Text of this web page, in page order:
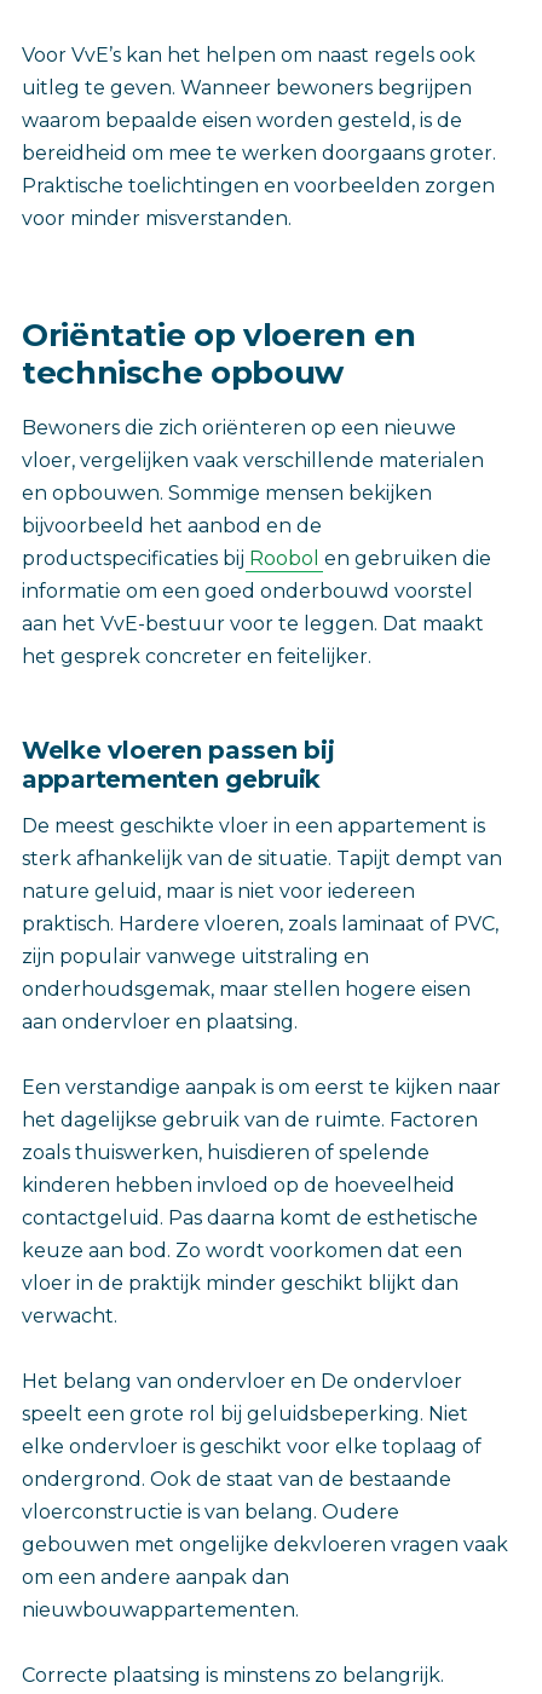
Voor VvE’s kan het helpen om naast regels ook
uitleg te geven. Wanneer bewoners begrijpen
waarom bepaalde eisen worden gesteld, is de
bereidheid om mee te werken doorgaans groter.
Praktische toelichtingen en voorbeelden zorgen
voor minder misverstanden.
Oriëntatie op vloeren en
technische opbouw
Bewoners die zich oriënteren op een nieuwe
vloer, vergelijken vaak verschillende materialen
en opbouwen. Sommige mensen bekijken
bijvoorbeeld het aanbod en de
productspecificaties bij Roobol en gebruiken die
informatie om een goed onderbouwd voorstel
aan het VvE-bestuur voor te leggen. Dat maakt
het gesprek concreter en feitelijker.
Welke vloeren passen bij
appartementen gebruik
De meest geschikte vloer in een appartement is
sterk afhankelijk van de situatie. Tapijt dempt van
nature geluid, maar is niet voor iedereen
praktisch. Hardere vloeren, zoals laminaat of PVC,
zijn populair vanwege uitstraling en
onderhoudsgemak, maar stellen hogere eisen
aan ondervloer en plaatsing.
Een verstandige aanpak is om eerst te kijken naar
het dagelijkse gebruik van de ruimte. Factoren
zoals thuiswerken, huisdieren of spelende
kinderen hebben invloed op de hoeveelheid
contactgeluid. Pas daarna komt de esthetische
keuze aan bod. Zo wordt voorkomen dat een
vloer in de praktijk minder geschikt blijkt dan
verwacht.
Het belang van ondervloer en De ondervloer
speelt een grote rol bij geluidsbeperking. Niet
elke ondervloer is geschikt voor elke toplaag of
ondergrond. Ook de staat van de bestaande
vloerconstructie is van belang. Oudere
gebouwen met ongelijke dekvloeren vragen vaak
om een andere aanpak dan
nieuwbouwappartementen.
Correcte plaatsing is minstens zo belangrijk.